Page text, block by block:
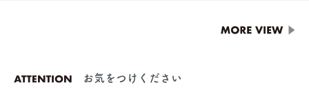
お気をつけください